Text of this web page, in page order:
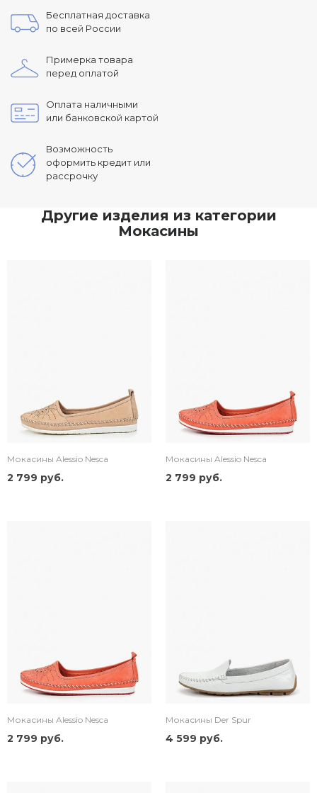
Бесплатная доставка
по всей России
Примерка товара
перед оплатой
Оплата наличными
или банковской картой
Возможность
оформить кредит или
рассрочку
Другие изделия из категории
Мокасины
Мокасины Alessio Nesca
2 799 руб.
Мокасины Alessio Nesca
2 799 руб.
Мокасины Alessio Nesca
2 799 руб.
Мокасины Der Spur
4 599 руб.